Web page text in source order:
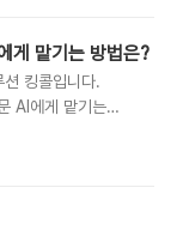
이 구조적인 제약을
기반
해 언제
원이 사무실을
할 수 없고,
응대를 하자니
얼마나 일하고
게 맡기는 방법은?
킹콜입니다.
AI에게 맡기는
는 시간을